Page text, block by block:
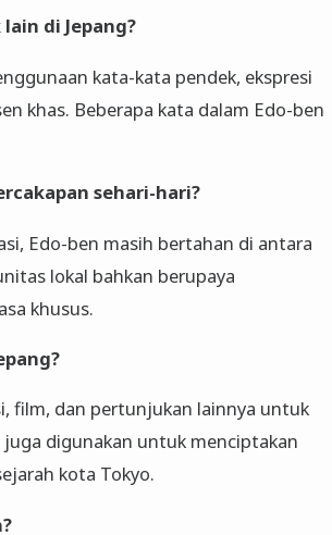
di Jepang?
kata-kata pendek, ekspresi
khas. Beberapa kata dalam Edo-ben
sehari-hari?
Edo-ben masih bertahan di antara
lokal bahkan berupaya
khusus.
film, dan pertunjukan lainnya untuk
digunakan untuk menciptakan
kota Tokyo.